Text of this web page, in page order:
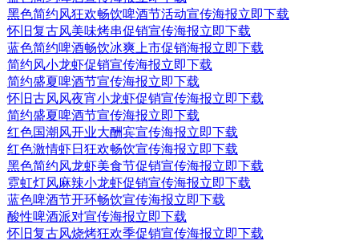
黑色简约风狂欢畅饮啤酒节活动宣传海报立即下载
怀旧复古风美味烤串促销宣传海报立即下载
蓝色简约啤酒畅饮冰爽上市促销海报立即下载
简约风小龙虾促销宣传海报立即下载
简约盛夏啤酒节宣传海报立即下载
怀旧古风风夜宵小龙虾促销宣传海报立即下载
简约盛夏啤酒节宣传海报立即下载
红色国潮风开业大酬宾宣传海报立即下载
红色激情虾日狂欢畅饮宣传海报立即下载
黑色简约风龙虾美食节促销宣传海报立即下载
霓虹灯风麻辣小龙虾促销宣传海报立即下载
蓝色啤酒节开环畅饮宣传海报立即下载
酸性啤酒派对宣传海报立即下载
怀旧复古风烧烤狂欢季促销宣传海报立即下载